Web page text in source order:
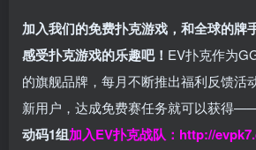
加入我们的免费扑克游戏，和全球的牌
感受扑克游戏的乐趣吧！ EV扑克作为
的旗舰品牌，每月不断推出福利反馈活
新用户，达成免费赛任务就可以获得
动码1组加入EV扑克战队： http://